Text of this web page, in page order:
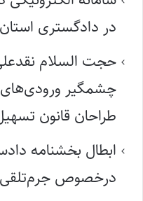
در دادگستری
حجت السلام
چشمگیر
طراحان قانون
ابطال بخشنامه
درخصوص